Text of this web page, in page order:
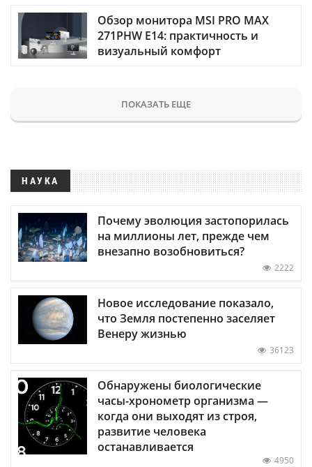
Обзор монитора MSI PRO MAX
271PHW E14: практичность и
визуальный комфорт
ПОКАЗАТЬ ЕЩЕ
НАУКА
Почему эволюция застопорилась
на миллионы лет, прежде чем
внезапно возобновиться?
2222
Новое исследование показало,
что Земля постепенно заселяет
Венеру жизнью
36123
Обнаружены биологические
часы-хронометр организма —
когда они выходят из строя,
развитие человека
останавливается
4950